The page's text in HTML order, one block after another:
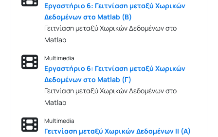
Εργαστήριο 6: Γειτνίαση μεταξύ Χωρικών
Δεδομένων στο Matlab (Β)
Γειτνίαση μεταξύ Χωρικών Δεδομένων στο
Matlab
Multimedia
Εργαστήριο 6: Γειτνίαση μεταξύ Χωρικών
Δεδομένων στο Matlab (Γ)
Γειτνίαση μεταξύ Χωρικών Δεδομένων στο
Matlab
Multimedia
Γειτνίαση μεταξύ Χωρικών Δεδομένων ΙΙ (Α)